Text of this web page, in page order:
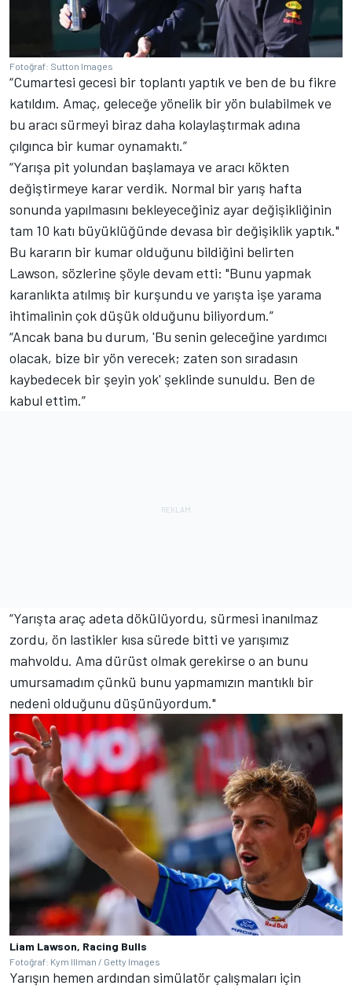
Fotoğraf: Sutton Images
“Cumartesi gecesi bir toplantı yaptık ve ben de bu fikre
katıldım. Amaç, geleceğe yönelik bir yön bulabilmek ve
bu aracı sürmeyi biraz daha kolaylaştırmak adına
çılgınca bir kumar oynamaktı.”
“Yarışa pit yolundan başlamaya ve aracı kökten
değiştirmeye karar verdik. Normal bir yarış hafta
sonunda yapılmasını bekleyeceğiniz ayar değişikliğinin
tam 10 katı büyüklüğünde devasa bir değişiklik yaptık."
Bu kararın bir kumar olduğunu bildiğini belirten
Lawson, sözlerine şöyle devam etti: "Bunu yapmak
karanlıkta atılmış bir kurşundu ve yarışta işe yarama
ihtimalinin çok düşük olduğunu biliyordum.”
“Ancak bana bu durum, 'Bu senin geleceğine yardımcı
olacak, bize bir yön verecek; zaten son sıradasın
kaybedecek bir şeyin yok' şeklinde sunuldu. Ben de
kabul ettim.”
“Yarışta araç adeta dökülüyordu, sürmesi inanılmaz
zordu, ön lastikler kısa sürede bitti ve yarışımız
mahvoldu. Ama dürüst olmak gerekirse o an bunu
umursamadım çünkü bunu yapmamızın mantıklı bir
nedeni olduğunu düşünüyordum."
Liam Lawson, Racing Bulls
Fotoğraf: Kym Illman / Getty Images
Yarışın hemen ardından simülatör çalışmaları için